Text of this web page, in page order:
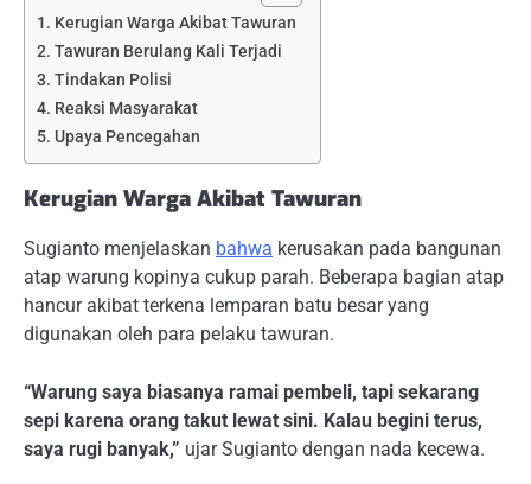
Kerugian Warga Akibat Tawuran
Tawuran Berulang Kali Terjadi
Tindakan Polisi
Reaksi Masyarakat
Upaya Pencegahan
Kerugian Warga Akibat Tawuran
Sugianto menjelaskan bahwa kerusakan pada bangunan
atap warung kopinya cukup parah. Beberapa bagian atap
hancur akibat terkena lemparan batu besar yang
digunakan oleh para pelaku tawuran.
“Warung saya biasanya ramai pembeli, tapi sekarang
sepi karena orang takut lewat sini. Kalau begini terus,
saya rugi banyak,” ujar Sugianto dengan nada kecewa.